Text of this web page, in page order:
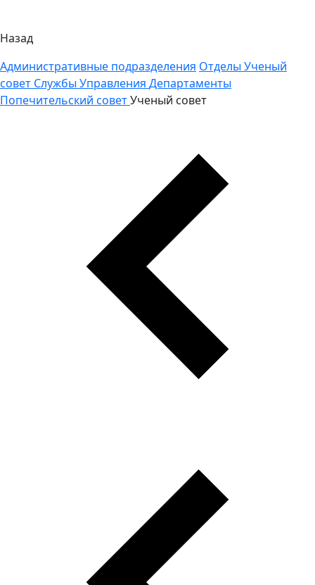
Назад
Административные подразделения Отделы Ученый
совет Службы Управления Департаменты
Попечительский советУченый совет